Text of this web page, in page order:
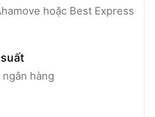
hoặc Best Express
hàng